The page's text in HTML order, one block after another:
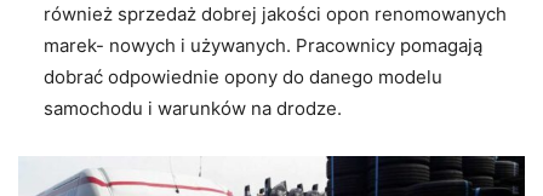
również sprzedaż dobrej jakości opon renomowanych
marek- nowych i używanych. Pracownicy pomagają
dobrać odpowiednie opony do danego modelu
samochodu i warunków na drodze.